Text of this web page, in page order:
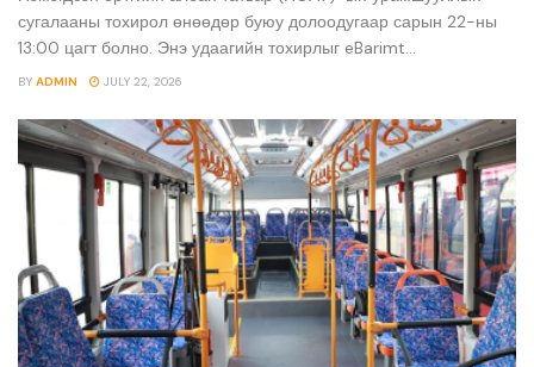
сугалааны тохирол өнөөдөр буюу долоодугаар сарын 22-ны
13:00 цагт болно. Энэ удаагийн тохирлыг eBarimt...
BY ADMIN JULY 22, 2026